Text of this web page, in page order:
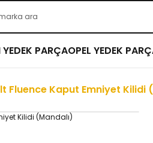
YEDEK PARÇAOPEL YEDEK
Fluence Kaput Emniyet Kilidi